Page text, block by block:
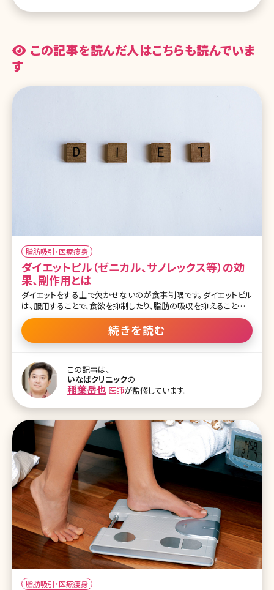
この記事を読んだ人はこちらも読んでいま
す
脂肪吸引・医療痩身
ダイエットピル（ゼニカル、サノレックス等）の効
果、副作用とは
ダイエットをする上で欠かせないのが食事制限です。ダイエットピル
は、服用することで、食欲を抑制したり、脂肪の吸収を抑えることがで
き、痩せる体を作ることができるダイエット方法です。今回は、ダイエッ
トピルの種類やメリット、デメリットを紹介します。 目次 1.ダイエットピ
ルとは 2.ダイエットピルとサプリメントの違い 3.ダイエットピルで痩せ
ットピルのデメリット 7.ダイエットピルの処方の流れ 8.まとめ 1.ダイエ
ットピルとは いろいろなダイエット方法を試してみてもなかなか効果
が出ないときに、クリニックを受診し医師に相談をして処方してもら
うことができるのがダイエットピルです。 医師からの指導のもと安全
で効果の高いダイエットをすることができます。また、ダイエットピルに
続きを読む
この記事は、
いなばクリニックの
稲葉岳也 医師が監修しています。
脂肪吸引・医療痩身